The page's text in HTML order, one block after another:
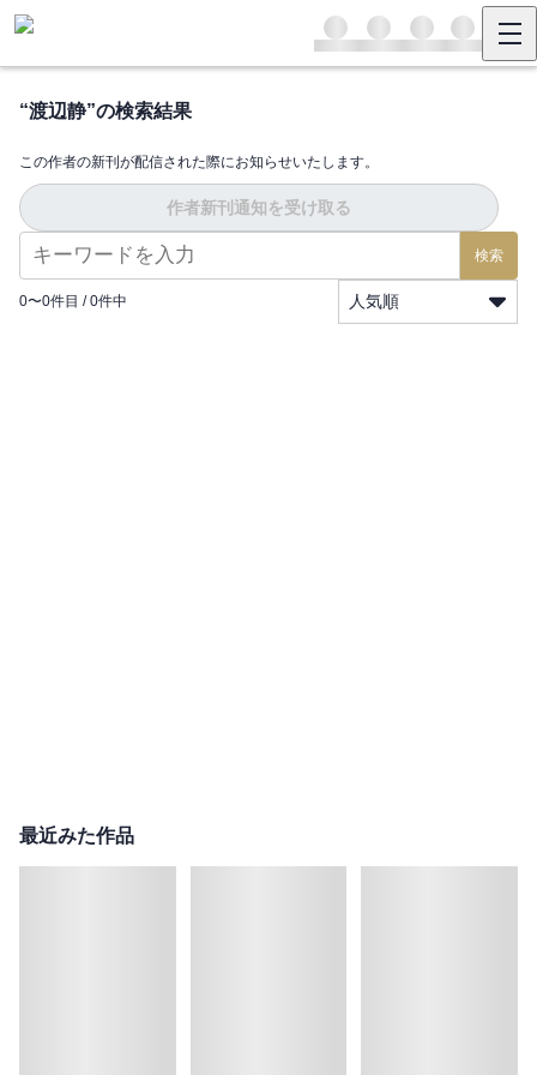
“渡辺静”の検索結果
この作者の新刊が配信された際にお知らせいたします。
作者新刊通知を受け取る
検索
0〜0件目 / 0件中 人気順
最近みた作品